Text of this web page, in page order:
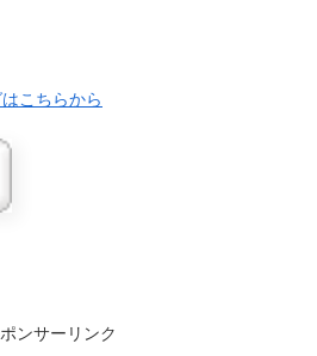
こちらから
ンサーリンク